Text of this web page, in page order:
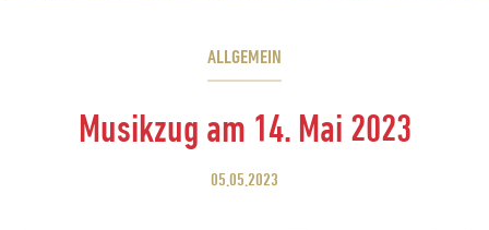
ALLGEMEIN
Musikzug am 14. Mai 2023
05.05.2023